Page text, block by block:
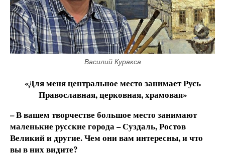
Василий Куракса
«Для меня центральное место занимает Русь
Православная, церковная, храмовая»
– В вашем творчестве большое место занимают
маленькие русские города – Суздаль, Ростов
Великий и другие. Чем они вам интересны, и что
вы в них видите?